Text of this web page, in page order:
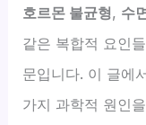
호르몬 불균형, 수
같은 복합적 요인
문입니다. 이 글에
가지 과학적 원인